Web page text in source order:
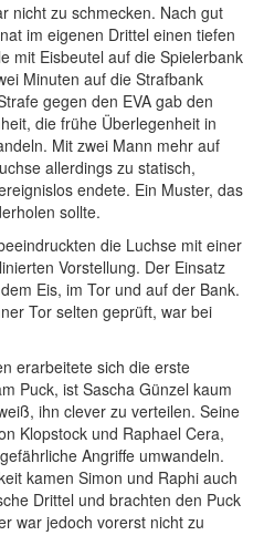
nicht zu schmecken. Nach gut
im eigenen Drittel einen tiefen
mit Eisbeutel auf die Spielerbank
Minuten auf die Strafbank
gegen den EVA gab den
die frühe Überlegenheit in
Mit zwei Mann mehr auf
allerdings zu statisch,
endete. Ein Muster, das
sollte.
die Luchse mit einer
Vorstellung. Der Einsatz
Eis, im Tor und auf der Bank.
Tor selten geprüft, war bei
erarbeitete sich die erste
Puck, ist Sascha Günzel kaum
ihn clever zu verteilen. Seine
Klopstock und Raphael Cera,
Angriffe umwandeln.
kamen Simon und Raphi auch
Drittel und brachten den Puck
war jedoch vorerst nicht zu